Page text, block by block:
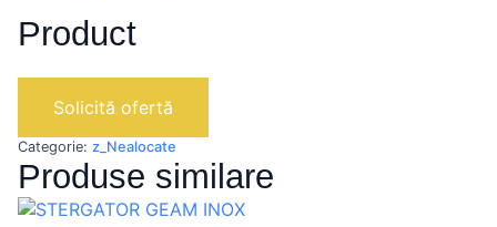
Product
Solicită ofertă
Categorie: z_Nealocate
Produse similare